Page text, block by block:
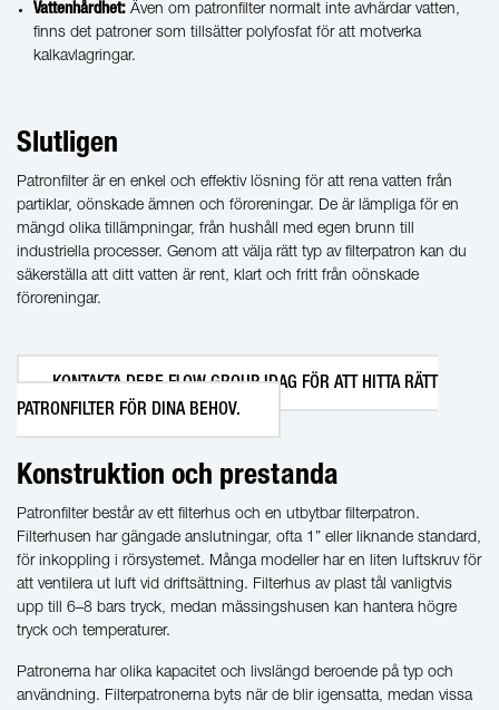
Vattenhårdhet: Även om patronfilter normalt inte avhärdar vatten,
finns det patroner som tillsätter polyfosfat för att motverka
kalkavlagringar.
Slutligen
Patronfilter är en enkel och effektiv lösning för att rena vatten från
partiklar, oönskade ämnen och föroreningar. De är lämpliga för en
mängd olika tillämpningar, från hushåll med egen brunn till
industriella processer. Genom att välja rätt typ av filterpatron kan du
säkerställa att ditt vatten är rent, klart och fritt från oönskade
föroreningar.
KONTAKTA DEBE FLOW GROUP IDAG FÖR ATT HITTA RÄTT
PATRONFILTER FÖR DINA BEHOV.
Konstruktion och prestanda
Patronfilter består av ett filterhus och en utbytbar filterpatron.
Filterhusen har gängade anslutningar, ofta 1” eller liknande standard,
för inkoppling i rörsystemet. Många modeller har en liten luftskruv för
att ventilera ut luft vid driftsättning. Filterhus av plast tål vanligtvis
upp till 6–8 bars tryck, medan mässingshusen kan hantera högre
tryck och temperaturer.
Patronerna har olika kapacitet och livslängd beroende på typ och
användning. Filterpatronerna byts när de blir igensatta, medan vissa